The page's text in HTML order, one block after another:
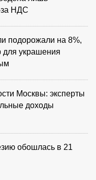
НДС
подорожали на 8%,
для украшения
Москвы: эксперты
доходы
обошлась в 21